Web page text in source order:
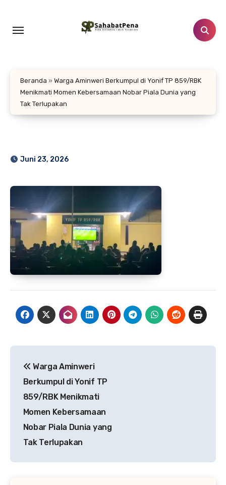
konten
Beranda » Warga Aminweri Berkumpul di Yonif TP 859/RBK
Menikmati Momen Kebersamaan Nobar Piala Dunia yang
Tak Terlupakan
Juni 23, 2026
pos
Warga Aminweri
Berkumpul di Yonif TP
859/RBK Menikmati
Momen Kebersamaan
Nobar Piala Dunia yang
Tak Terlupakan